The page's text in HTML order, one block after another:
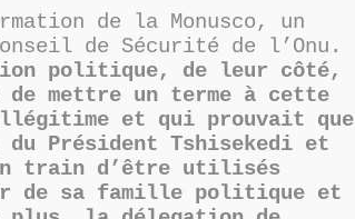
de la Monusco, un
de Sécurité de l’Onu.
politique, de leur côté,
mettre un terme à cette
et qui prouvait que
du Président Tshisekedi et
train d’être utilisés
de sa famille politique et